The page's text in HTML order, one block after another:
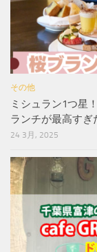
その他
ミシュラン1つ星
ランチが最高すぎ
24 3月, 2025